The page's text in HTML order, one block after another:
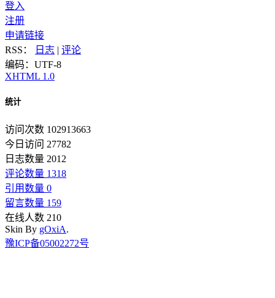
登入
注册
申请链接
RSS：
日志 | 评论
编码：UTF-8
XHTML 1.0
统计
访问次数 102913663
今日访问 27782
日志数量 2012
评论数量 1318
引用数量 0
留言数量 159
在线人数 210
Skin By gOxiA.
豫ICP备05002272号